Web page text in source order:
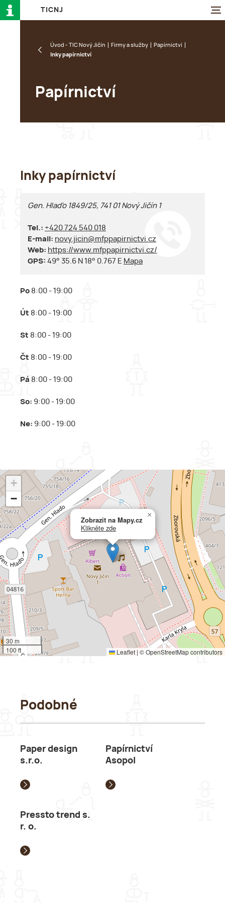
TI CN J
Úvod - TIC Nový Jičín Firmy a služby
Papírnictví
Inky papírnictví
Papírnictví
Inky papírnictví
Gen. Hlaďo 1849/25, 741 01 Nový Jičín 1
Tel.: +420 724 540 018
E-mail: novy.jicin@mfppapirnictvi.cz
Web: https://www.mfppapirnictvi.cz/
GPS: 49° 35.6 N 18° 0.767 E Mapa
Po 8:00 - 19:00
Út 8:00 - 19:00
St 8:00 - 19:00
Čt 8:00 - 19:00
Pá 8:00 - 19:00
So: 9:00 - 19:00
Ne: 9:00 - 19:00
Zobrazit na Mapy.cz
Klikněte zde
×
+
−
30 m
100 ft
Leaflet | ©OpenStreetMapcontributors
Podobné
Paper design
s.r.o.
Papírnictví
Asopol
Pressto trend s.
r. o.